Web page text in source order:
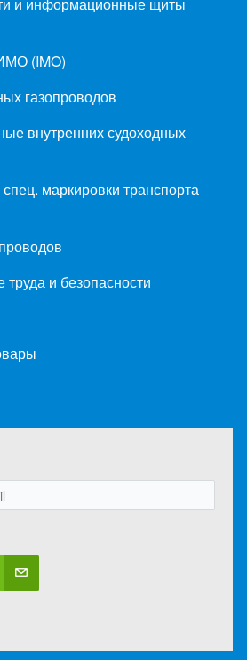
(IMO)
газопроводов
внутренних судоходных
маркировки транспорта
и безопасности